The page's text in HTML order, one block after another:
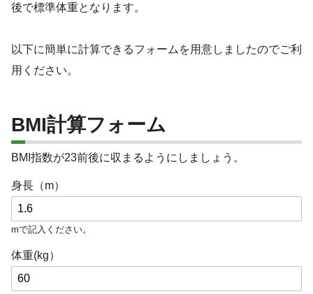
後で標準体重となります。
以下に簡単に計算できるフォームを用意しましたのでご利
用ください。
BMI計算フォーム
BMI指数が23前後に収まるようにしましょう。
身長（m）
mで記入ください。
体重(kg）